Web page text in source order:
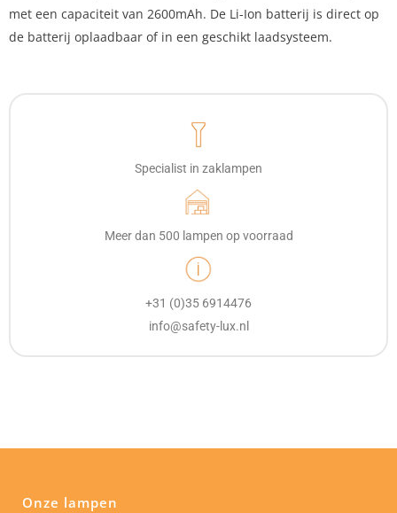
met een capaciteit van 2600mAh. De Li-Ion batterij is direct op
de batterij oplaadbaar of in een geschikt laadsysteem.
Specialist in zaklampen
Meer dan 500 lampen op voorraad
+31 (0)35 6914476
info@safety-lux.nl
Onze lampen